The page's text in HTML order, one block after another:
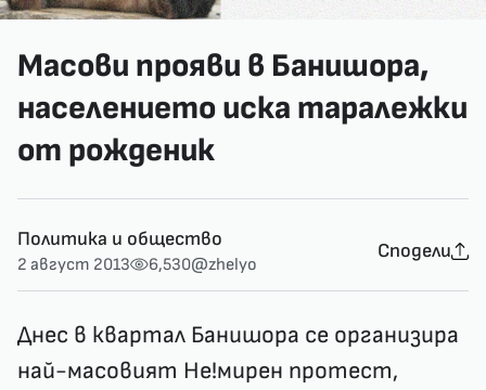
Масови прояви в Банишора,
населението иска таралежки
от рожденик
Политика и общество
2 август 2013 6,530@zhelyo
Сподели
Днес в квартал Банишора се организира
най-масовият Не!мирен протест,